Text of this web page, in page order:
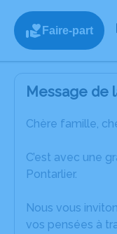
Faire-part
Message de
Chère famille,
C’est avec une
Pontarlier.
Nous vous
vos pensées à